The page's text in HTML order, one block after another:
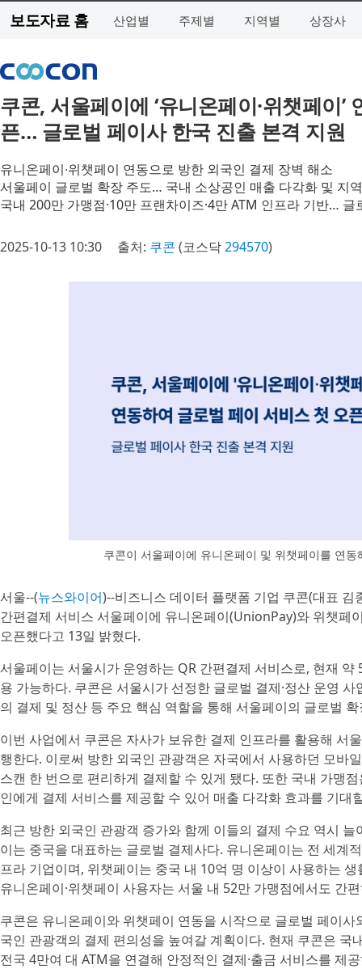
보도자료 홈 산업별 주제별 지역별 상장사
쿠콘, 서울페이에 ‘유니온페이·위챗페이
픈… 글로벌 페이사 한국 진출 본격 지원
유니온페이∙위챗페이 연동으로 방한 외국인 결제 장벽 해소
서울페이 글로벌 확장 주도… 국내 소상공인 매출 다각화 및 지
국내 200만 가맹점·10만 프랜차이즈·4만 ATM 인프라 기반…
2025-10-13 10:30 출처: 쿠콘 (코스닥294570)
쿠콘이 서울페이에 유니온페이 및 위챗페이를 연
서울--(뉴스와이어)--비즈니스 데이터 플랫폼 기업 쿠콘(대표
간편결제 서비스 서울페이에 유니온페이(UnionPay)와 위챗페
오픈했다고 13일 밝혔다.
서울페이는 서울시가 운영하는 QR 간편결제 서비스로, 현재
용 가능하다. 쿠콘은 서울시가 선정한 글로벌 결제·정산 운영
의 결제 및 정산 등 주요 핵심 역할을 통해 서울페이의 글로벌
이번 사업에서 쿠콘은 자사가 보유한 결제 인프라를 활용해 서
행한다. 이로써 방한 외국인 관광객은 자국에서 사용하던 모바
스캔 한 번으로 편리하게 결제할 수 있게 됐다. 또한 국내 가맹
인에게 결제 서비스를 제공할 수 있어 매출 다각화 효과를 기대
최근 방한 외국인 관광객 증가와 함께 이들의 결제 수요 역시
이는 중국을 대표하는 글로벌 결제사다. 유니온페이는 전 세계
프라 기업이며, 위챗페이는 중국 내 10억 명 이상이 사용하는
유니온페이·위챗페이 사용자는 서울 내 52만 가맹점에서도 간
쿠콘은 유니온페이와 위챗페이 연동을 시작으로 글로벌 페이
국인 관광객의 결제 편의성을 높여갈 계획이다. 현재 쿠콘은
전국 4만여 대 ATM을 연결해 안정적인 결제·출금 서비스를 제